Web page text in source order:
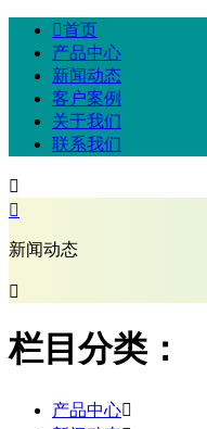
首页
产品中心
新闻动态
客户案例
关于我们
联系我们


新闻动态

栏目分类：
产品中心